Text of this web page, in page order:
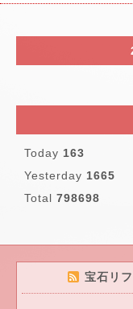
Today 163
Yesterday 1665
Total 798698
宝石リ